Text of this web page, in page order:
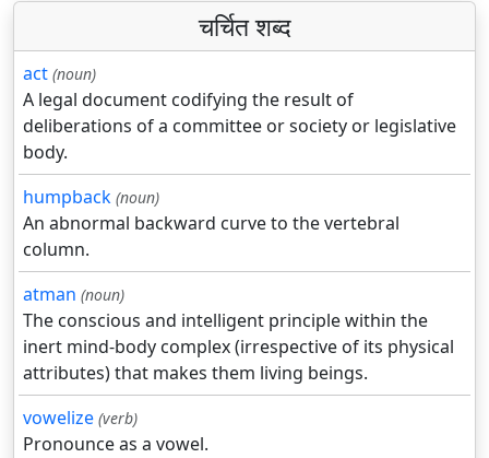
चर्चित शब्द
act (noun)
A legal document codifying the result of
deliberations of a committee or society or legislative
body.
humpback (noun)
An abnormal backward curve to the vertebral
column.
atman (noun)
The conscious and intelligent principle within the
inert mind-body complex (irrespective of its physical
attributes) that makes them living beings.
vowelize (verb)
Pronounce as a vowel.